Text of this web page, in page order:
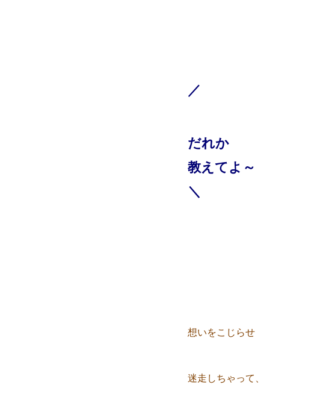
／
だれか
教えてよ～
＼
想いをこじらせ
迷走しちゃって、